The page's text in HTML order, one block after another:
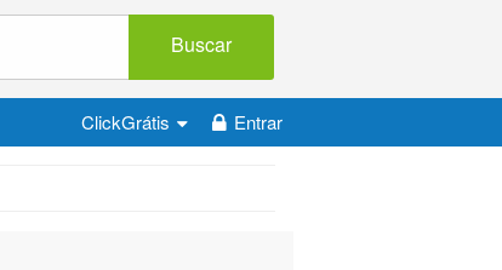
Buscar
Entrar
ClickGrátis